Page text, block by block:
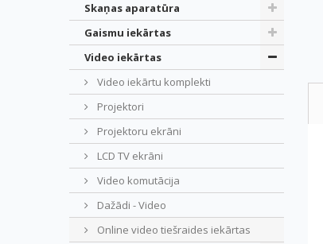
Skaņas aparatūra
Gaismu iekārtas
Video iekārtas
Video iekārtu komplekti
Projektori
Projektoru ekrāni
LCD TV ekrāni
Video komutācija
Dažādi - Video
Online video tiešraides iekārtas